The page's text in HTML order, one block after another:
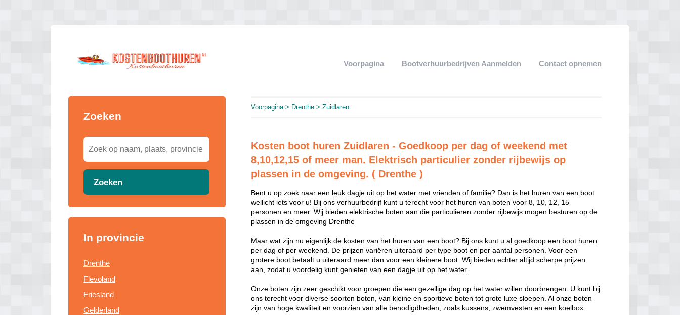
Voorpagina Bootverhuurbedrijven Aanmelden Contact opnemen
Zoeken
Zoeken
In provincie
Drenthe
Flevoland
Friesland
Gelderland
Voorpagina> Drenthe > Zuidlaren
Kosten boot huren Zuidlaren - Goedkoop per dag of weekend met
8,10,12,15 of meer man. Elektrisch particulier zonder rijbewijs op
plassen in de omgeving. ( Drenthe )
Bent u op zoek naar een leuk dagje uit op het water met vrienden of familie? Dan is het huren van een boot
wellicht iets voor u! Bij ons verhuurbedrijf kunt u terecht voor het huren van boten voor 8, 10, 12, 15
personen en meer. Wij bieden elektrische boten aan die particulieren zonder rijbewijs mogen besturen op de
plassen in de omgeving Drenthe
Maar wat zijn nu eigenlijk de kosten van het huren van een boot? Bij ons kunt u al goedkoop een boot huren
per dag of per weekend. De prijzen variëren uiteraard per type boot en per aantal personen. Voor een
grotere boot betaalt u uiteraard meer dan voor een kleinere boot. Wij bieden echter altijd scherpe prijzen
aan, zodat u voordelig kunt genieten van een dagje uit op het water.
Onze boten zijn zeer geschikt voor groepen die een gezellige dag op het water willen doorbrengen. U kunt bij
ons terecht voor diverse soorten boten, van kleine en sportieve boten tot grote luxe sloepen. Al onze boten
zijn van hoge kwaliteit en voorzien van alle benodigdheden, zoals kussens, zwemvesten en een koelbox.